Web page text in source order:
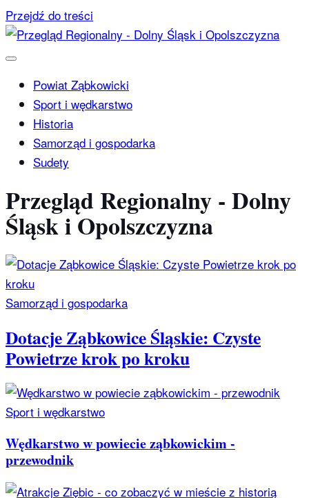
Przejdź do treści
Powiat Ząbkowicki
Sport i wędkarstwo
Historia
Samorząd i gospodarka
Sudety
Przegląd Regionalny - Dolny
Śląsk i Opolszczyzna
Samorząd i gospodarka
Dotacje Ząbkowice Śląskie: Czyste
Powietrze krok po kroku
Sport i wędkarstwo
Wędkarstwo w powiecie ząbkowickim -
przewodnik